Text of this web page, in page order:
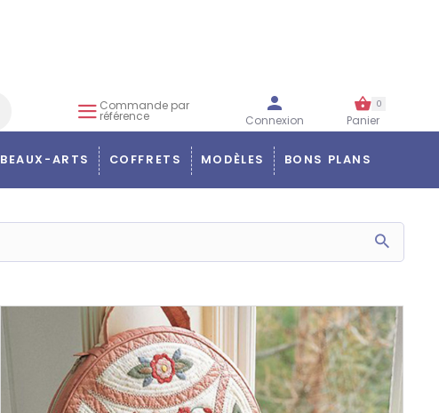
Commande par
référence Connexion Panier
0
BEAUX-ARTS COFFRETS MODÈLES BONS PLANS